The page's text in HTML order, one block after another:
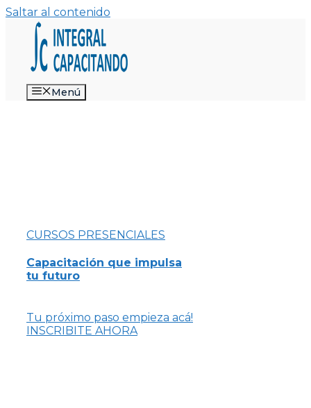
Saltar al contenido
Menú
CURSOS PRESENCIALES
Capacitación que impulsa
tu futuro
Tu próximo paso empieza acá!
INSCRIBITE AHORA